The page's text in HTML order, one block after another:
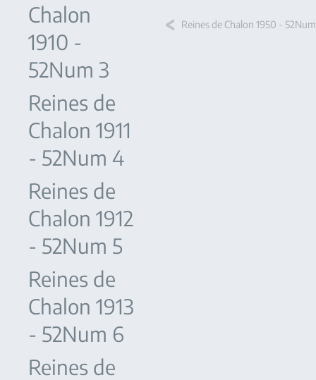
Chalon
1910 -
52Num 3
Reines de
Chalon 1911
- 52Num 4
Reines de
Chalon 1912
- 52Num 5
Reines de
Chalon 1913
- 52Num 6
Reines de
Reines de Chalon 1950 -